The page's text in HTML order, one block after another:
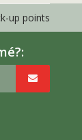
up points